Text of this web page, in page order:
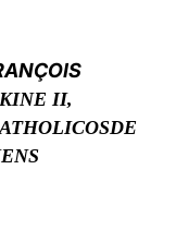
中文
LATINE
II,